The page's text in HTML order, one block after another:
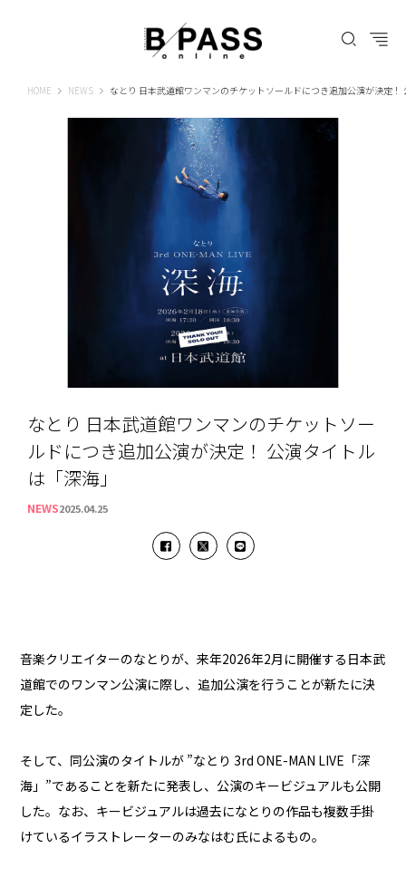
HOME B-PASS ONLINE
NEWS なとり 日本武道館ワンマンのチケットソールドにつき追加公演が決定！
なとり 日本武道館ワンマンのチケットソー
ルドにつき追加公演が決定！ 公演タイトル
は「深海」
NEWS2025.04.25
音楽クリエイターのなとりが、来年2026年2月に開催する日本武
道館でのワンマン公演に際し、追加公演を行うことが新たに決
定した。
そして、同公演のタイトルが ”なとり 3rd ONE-MAN LIVE「深
海」”であることを新たに発表し、公演のキービジュアルも公開
した。なお、キービジュアルは過去になとりの作品も複数手掛
けているイラストレーターのみなはむ氏によるもの。